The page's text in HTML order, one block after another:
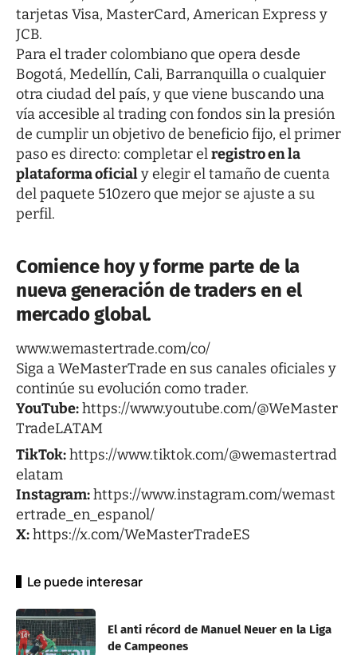
tarjetas Visa, MasterCard, American Express y
JCB.
Para el trader colombiano que opera desde
Bogotá, Medellín, Cali, Barranquilla o cualquier
otra ciudad del país, y que viene buscando una
vía accesible al trading con fondos sin la presión
de cumplir un objetivo de beneficio fijo, el primer
paso es directo: completar elregistro en la
plataforma oficialy elegir el tamaño de cuenta
del paquete 510zero que mejor se ajuste a su
perfil.
Comience hoy y forme parte de la
nueva generación de traders en el
mercado global.
www.wemastertrade.com/co/
Siga a WeMasterTrade en sus canales oficiales y
continúe su evolución como trader.
YouTube:https://www.youtube.com/@WeMaster
TradeLATAM
TikTok:https://www.tiktok.com/@wemastertrad
elatam
Instagram:https://www.instagram.com/wemast
ertrade_en_espanol/
X:https://x.com/WeMasterTradeES
Le puede interesar
El anti récord de Manuel Neuer en la Liga
de Campeones